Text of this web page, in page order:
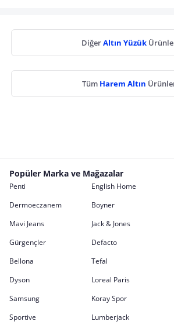
DiğerAltın Yüzük
Tüm Harem Altın
Popüler Marka ve Mağazalar
Penti English Home
Dermoeczanem
Boyner
Mavi Jeans
Jack & Jones
Gürgençler
Defacto
Bellona
Tefal
Dyson
Loreal Paris
Samsung
Koray Spor
Sportive
Lumberjack